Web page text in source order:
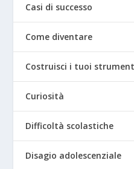
Casi di successo
Come diventare
Costruisci i tuoi
Curiosità
Difficoltà scolastiche
Disagio adolescenziale